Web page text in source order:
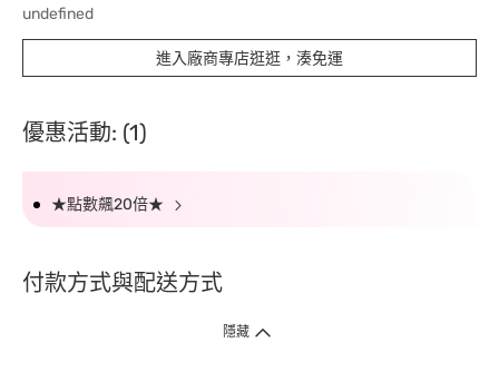
undefined
進入廠商專店逛逛，湊免運
優惠活動: (1)
★點數飆20倍★
付款方式與配送方式
隱藏